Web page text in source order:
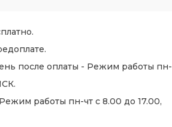
после оплаты - Режим работы пн-
работы пн-чт с 8.00 до 17.00,